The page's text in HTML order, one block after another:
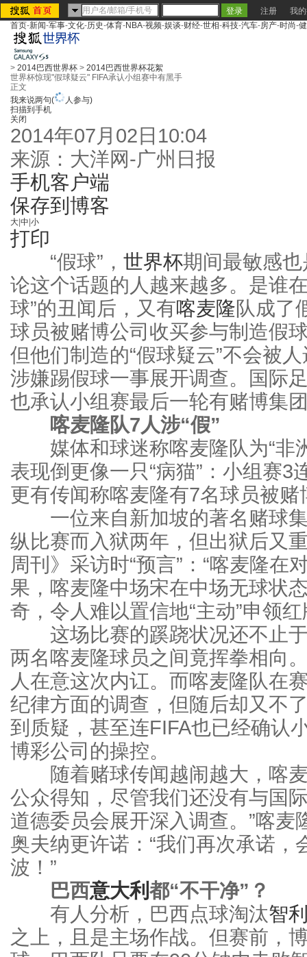
注册
我
首页-新闻-军事-文化-历史-体育-NBA-视频-娱谈-财经-世相-科技-汽车-房产-时尚-
> 2014巴西世界杯 > 2014巴西世界杯花絮
世界杯惊现"假球疑云" FIFA承认小组赛中有黑手
正文
我来说两句(
人参与)
扫描到手机
关闭
2014年07月02日10:04
来源： 大洋网-广州日报
手机客户端
保存到博客
大 中 小
打印
“假球”， 世界杯期间最敏感
论这个话题的人越来越多。是谁
球”的丑闻后，又有喀麦隆队成了
球员被赌博公司收买参与制造假
但他们制造的“假球疑云”不会被
涉嫌踢假球一事展开调查。国际
也承认小组赛最后一轮有赌博集
喀麦隆队7人涉“假”
媒体和球迷称喀麦隆队为“非
表现倒更像一只“病猫”：小组赛
更有传闻称喀麦隆有7名球员被赌
一位来自新加坡的著名赌球集
纵比赛而入狱两年，但出狱后又
周刊》采访时“预言”：“喀麦隆在
果，喀麦隆中场宋在中场无球状
奇，令人难以置信地“主动”申领
这场比赛的蹊跷状况还不止于
两名喀麦隆球员之间竟挥拳相向
人在意这次内讧。而喀麦隆队在
纪律方面的调查，但随后却又不
到质疑，甚至连FIFA也已经确认
博彩公司的操控。
随着赌球传闻越闹越大，喀麦
公众得知，尽管我们还没有与国
道德委员会展开深入调查。”喀
奥夫纳更许诺：“我们再次承诺
波！”
巴西意大利都“不干净”？
有人分析，巴西点球淘汰智
之上，且是主场作战。但赛前，